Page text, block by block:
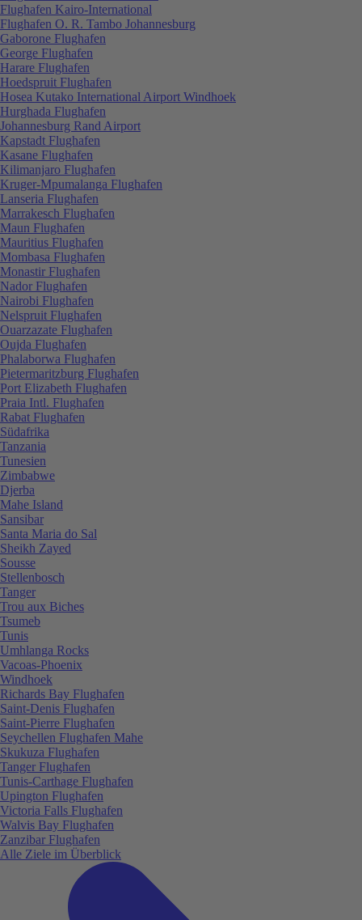
Flughafen Kairo-International
Flughafen O. R. Tambo Johannesburg
Gaborone Flughafen
George Flughafen
Harare Flughafen
Hoedspruit Flughafen
Hosea Kutako International Airport Windhoek
Hurghada Flughafen
Johannesburg Rand Airport
Kapstadt Flughafen
Kasane Flughafen
Kilimanjaro Flughafen
Kruger-Mpumalanga Flughafen
Lanseria Flughafen
Marrakesch Flughafen
Maun Flughafen
Mauritius Flughafen
Mombasa Flughafen
Monastir Flughafen
Nador Flughafen
Nairobi Flughafen
Nelspruit Flughafen
Ouarzazate Flughafen
Oujda Flughafen
Phalaborwa Flughafen
Pietermaritzburg Flughafen
Port Elizabeth Flughafen
Praia Intl. Flughafen
Rabat Flughafen
Südafrika
Tanzania
Tunesien
Zimbabwe
Djerba
Mahe Island
Sansibar
Santa Maria do Sal
Sheikh Zayed
Sousse
Stellenbosch
Tanger
Trou aux Biches
Tsumeb
Tunis
Umhlanga Rocks
Vacoas-Phoenix
Windhoek
Richards Bay Flughafen
Saint-Denis Flughafen
Saint-Pierre Flughafen
Seychellen Flughafen Mahe
Skukuza Flughafen
Tanger Flughafen
Tunis-Carthage Flughafen
Upington Flughafen
Victoria Falls Flughafen
Walvis Bay Flughafen
Zanzibar Flughafen
Alle Ziele im Überblick